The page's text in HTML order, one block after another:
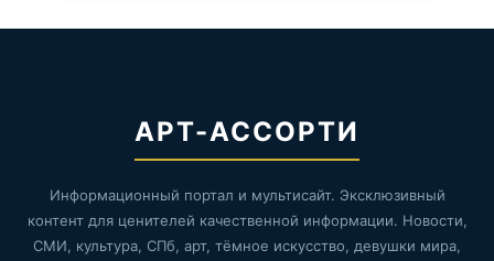
АРТ-АССОРТИ
Информационный портал и мультисайт. Эксклюзивный
контент для ценителей качественной информации. Новости,
СМИ, культура, СПб, арт, тёмное искусство, девушки мира,